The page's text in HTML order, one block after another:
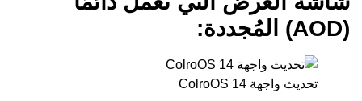
(AOD) المُجددة:
تحديث واجهة ColroOS 14